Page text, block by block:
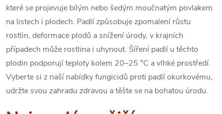
které se projevuje bílým nebo šedým moučnatým povlakem
na listech i plodech. Padlí způsobuje zpomalení růstu
rostlin, deformace plodů a snížení úrody, v krajních
případech může rostlina i uhynout. Šíření padlí u těchto
plodin podporují teploty kolem 20–25 °C a vlhké prostředí.
Vyberte si z naší nabídky fungicidů proti padlí okurkovému,
udržte svou zahradu zdravou a těšte se na bohatou úrodu.